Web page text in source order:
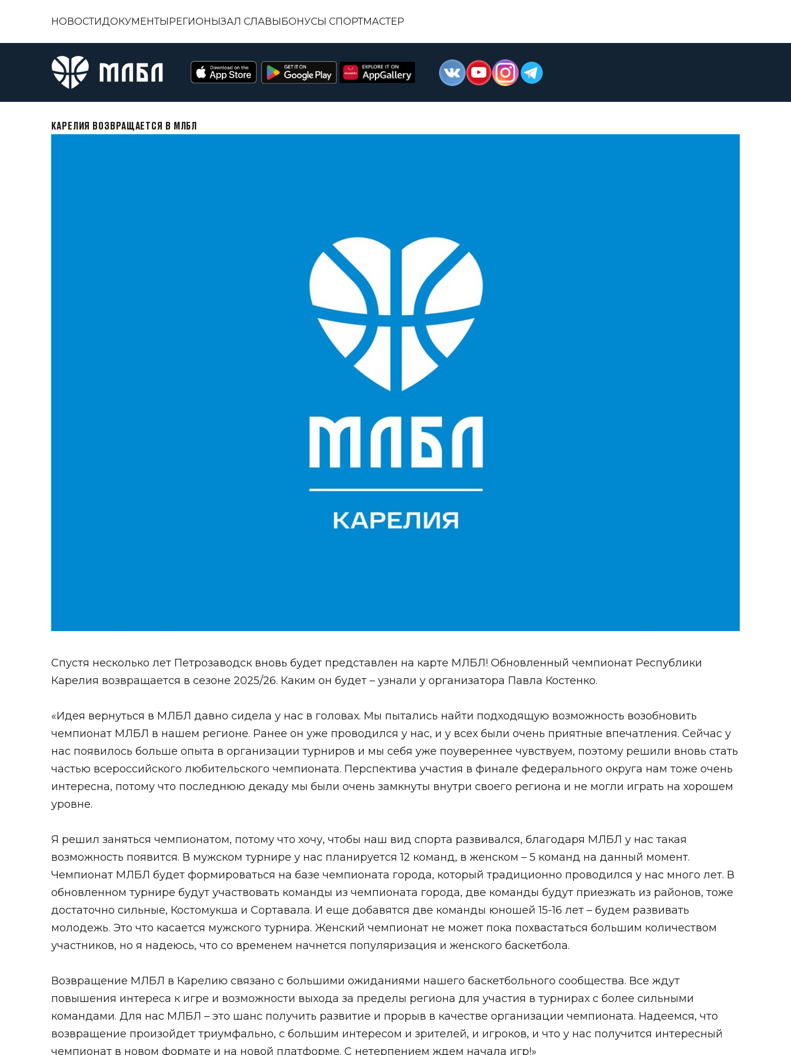
НОВОСТИДОКУМЕНТЫРЕГИОНЫЗАЛ СЛАВЫБОНУСЫ СПОРТМАСТЕР
КАРЕЛИЯ ВОЗВРАЩАЕТСЯ В МЛБЛ
Спустя несколько лет Петрозаводск вновь будет представлен на карте МЛБЛ! Обновленный чемпионат Республики
Карелия возвращается в сезоне 2025/26. Каким он будет – узнали у организатора Павла Костенко.
«Идея вернуться в МЛБЛ давно сидела у нас в головах. Мы пытались найти подходящую возможность возобновить
чемпионат МЛБЛ в нашем регионе. Ранее он уже проводился у нас, и у всех были очень приятные впечатления. Сейчас у
нас появилось больше опыта в организации турниров и мы себя уже поувереннее чувствуем, поэтому решили вновь стать
частью всероссийского любительского чемпионата. Перспектива участия в финале федерального округа нам тоже очень
интересна, потому что последнюю декаду мы были очень замкнуты внутри своего региона и не могли играть на хорошем
уровне.
Я решил заняться чемпионатом, потому что хочу, чтобы наш вид спорта развивался, благодаря МЛБЛ у нас такая
возможность появится. В мужском турнире у нас планируется 12 команд, в женском – 5 команд на данный момент.
Чемпионат МЛБЛ будет формироваться на базе чемпионата города, который традиционно проводился у нас много лет. В
обновленном турнире будут участвовать команды из чемпионата города, две команды будут приезжать из районов, тоже
достаточно сильные, Костомукша и Сортавала. И еще добавятся две команды юношей 15-16 лет – будем развивать
молодежь. Это что касается мужского турнира. Женский чемпионат не может пока похвастаться большим количеством
участников, но я надеюсь, что со временем начнется популяризация и женского баскетбола.
Возвращение МЛБЛ в Карелию связано с большими ожиданиями нашего баскетбольного сообщества. Все ждут
повышения интереса к игре и возможности выхода за пределы региона для участия в турнирах с более сильными
командами. Для нас МЛБЛ – это шанс получить развитие и прорыв в качестве организации чемпионата. Надеемся, что
возвращение произойдет триумфально, с большим интересом и зрителей, и игроков, и что у нас получится интересный
чемпионат в новом формате и на новой платформе. С нетерпением ждем начала игр!»